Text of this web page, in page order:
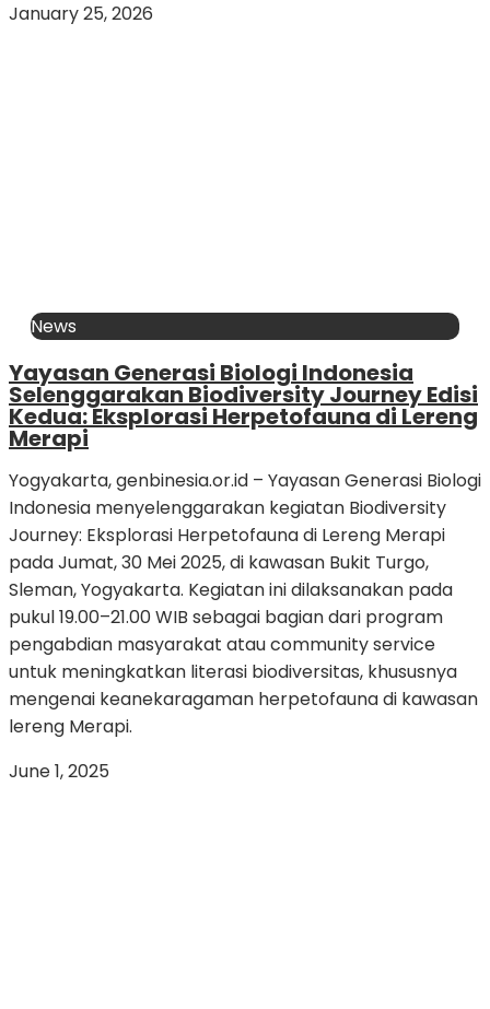
January 25, 2026
News
Yayasan Generasi Biologi Indonesia
Selenggarakan Biodiversity Journey Edisi
Kedua: Eksplorasi Herpetofauna di Lereng
Merapi
Yogyakarta, genbinesia.or.id – Yayasan Generasi Biologi
Indonesia menyelenggarakan kegiatan Biodiversity
Journey: Eksplorasi Herpetofauna di Lereng Merapi
pada Jumat, 30 Mei 2025, di kawasan Bukit Turgo,
Sleman, Yogyakarta. Kegiatan ini dilaksanakan pada
pukul 19.00–21.00 WIB sebagai bagian dari program
pengabdian masyarakat atau community service
untuk meningkatkan literasi biodiversitas, khususnya
mengenai keanekaragaman herpetofauna di kawasan
lereng Merapi.
June 1, 2025